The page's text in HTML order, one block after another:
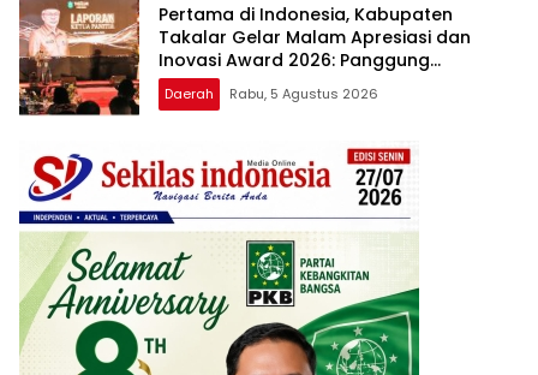
Pertama di Indonesia, Kabupaten
Takalar Gelar Malam Apresiasi dan
Inovasi Award 2026: Panggung
Penghargaan bagi Pelayan Publik
Berprestasi
Daerah Rabu, 5 Agustus 2026